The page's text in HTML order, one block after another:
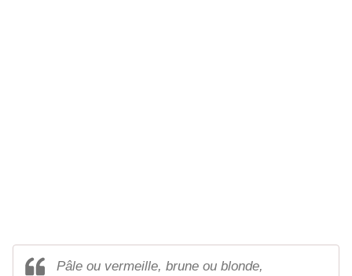
Pâle ou vermeille, brune ou blonde,